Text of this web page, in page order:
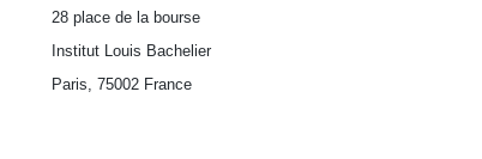
28 place de la bourse
Institut Louis Bachelier
Paris, 75002 France